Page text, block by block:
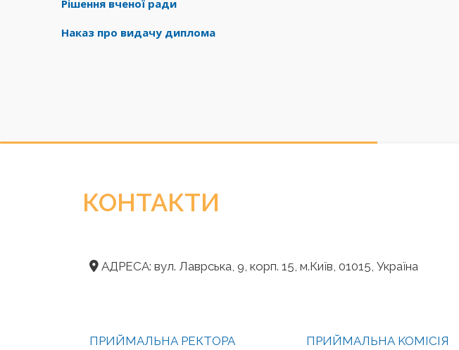
Рішення вченої ради
Наказ про видачу диплома
КОНТАКТИ
АДРЕСА: вул. Лаврська, 9, корп. 15, м.Київ, 01015, Україна
ПРИЙМАЛЬНА РЕКТОРА ПРИЙМАЛЬНА KOMІСІЯ